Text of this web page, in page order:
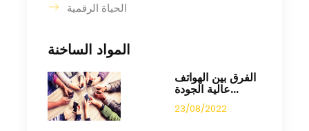
الحياة الرقمية
المواد الساخنة
الفرق بين الهواتف
عالية الجودة...
23/08/2022